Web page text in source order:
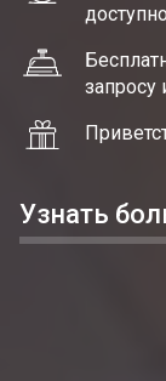
запросу
Узнать